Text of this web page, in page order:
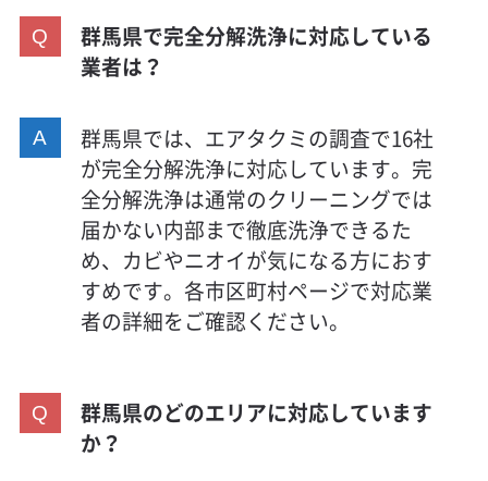
群馬県で完全分解洗浄に対応している
業者は？
群馬県では、エアタクミの調査で16社
が完全分解洗浄に対応しています。完
全分解洗浄は通常のクリーニングでは
届かない内部まで徹底洗浄できるた
め、カビやニオイが気になる方におす
すめです。各市区町村ページで対応業
者の詳細をご確認ください。
群馬県のどのエリアに対応しています
か？